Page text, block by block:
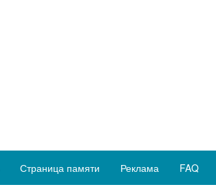
Страница памяти Реклама FAQ